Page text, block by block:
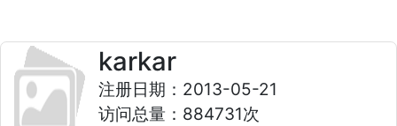
karkar
注册日期：2013-05-21
访问总量：884731次